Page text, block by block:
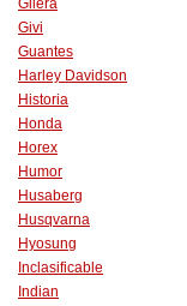
Gilera
Givi
Guantes
Harley Davidson
Historia
Honda
Horex
Humor
Husaberg
Husqvarna
Hyosung
Inclasificable
Indian